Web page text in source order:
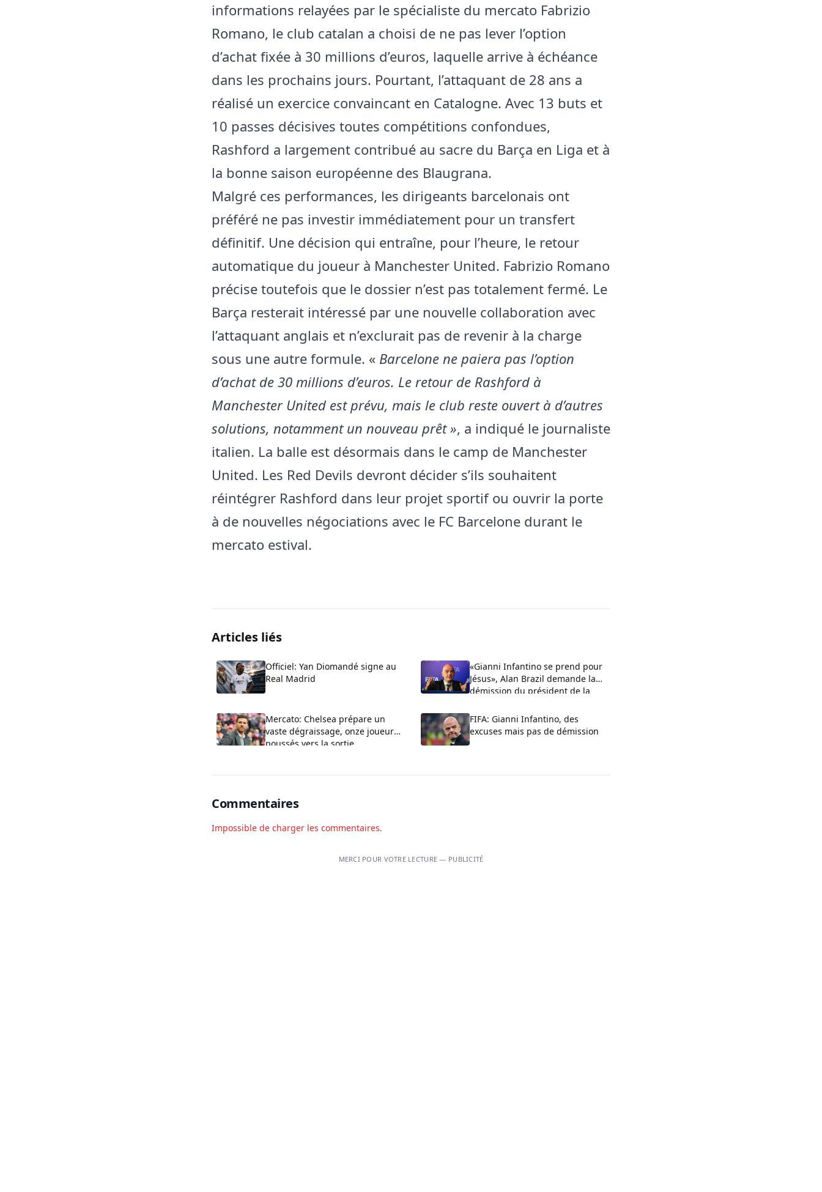
informations relayées par le spécialiste du mercato Fabrizio
Romano, le club catalan a choisi de ne pas lever l’option
d’achat fixée à 30 millions d’euros, laquelle arrive à échéance
dans les prochains jours. Pourtant, l’attaquant de 28 ans a
réalisé un exercice convaincant en Catalogne. Avec 13 buts et
10 passes décisives toutes compétitions confondues,
Rashford a largement contribué au sacre du Barça en Liga et à
la bonne saison européenne des Blaugrana.
Malgré ces performances, les dirigeants barcelonais ont
préféré ne pas investir immédiatement pour un transfert
définitif. Une décision qui entraîne, pour l’heure, le retour
automatique du joueur à Manchester United. Fabrizio Romano
précise toutefois que le dossier n’est pas totalement fermé. Le
Barça resterait intéressé par une nouvelle collaboration avec
l’attaquant anglais et n’exclurait pas de revenir à la charge
sous une autre formule. « Barcelone ne paiera pas l’option
d’achat de 30 millions d’euros. Le retour de Rashford à
Manchester United est prévu, mais le club reste ouvert à d’autres
solutions, notamment un nouveau prêt », a indiqué le journaliste
italien. La balle est désormais dans le camp de Manchester
United. Les Red Devils devront décider s’ils souhaitent
réintégrer Rashford dans leur projet sportif ou ouvrir la porte
à de nouvelles négociations avec le FC Barcelone durant le
mercato estival.
Articles liés
Officiel: Yan Diomandé signe au
Real Madrid
«Gianni Infantino se prend pour
Jésus», Alan Brazil demande la
démission du président de la
Mercato: Chelsea prépare un
vaste dégraissage, onze joueurs
poussés vers la sortie
FIFA: Gianni Infantino, des
excuses mais pas de démission
Commentaires
Impossible de charger les commentaires.
MERCI POUR VOTRE LECTURE — PUBLICITÉ